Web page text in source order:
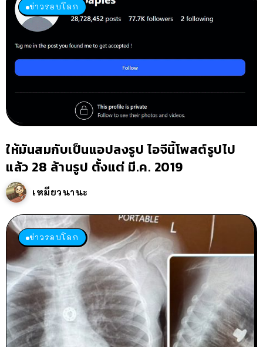
ข่าวรอบโลก
ให้มันสมกับเป็นแอปลงรูป ไอจีนี้โพสต์รูปไป
แล้ว 28 ล้านรูป ตั้งแต่ มี.ค. 2019
เหมียวนานะ
ข่าวรอบโลก